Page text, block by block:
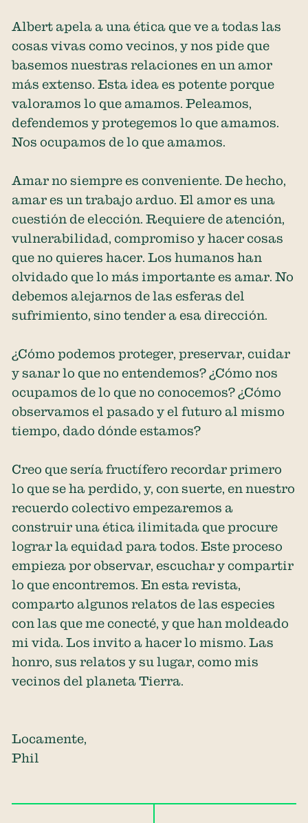
Albert apela a una ética que ve a todas las
cosas vivas como vecinos, y nos pide que
basemos nuestras relaciones en un amor
más extenso. Esta idea es potente porque
valoramos lo que amamos. Peleamos,
defendemos y protegemos lo que amamos.
Nos ocupamos de lo que amamos.
Amar no siempre es conveniente. De hecho,
amar es un trabajo arduo. El amor es una
cuestión de elección. Requiere de atención,
vulnerabilidad, compromiso y hacer cosas
que no quieres hacer. Los humanos han
olvidado que lo más importante es amar. No
debemos alejarnos de las esferas del
sufrimiento, sino tender a esa dirección.
¿Cómo podemos proteger, preservar, cuidar
y sanar lo que no entendemos? ¿Cómo nos
ocupamos de lo que no conocemos? ¿Cómo
observamos el pasado y el futuro al mismo
tiempo, dado dónde estamos?
Creo que sería fructífero recordar primero
lo que se ha perdido, y, con suerte, en nuestro
recuerdo colectivo empezaremos a
construir una ética ilimitada que procure
lograr la equidad para todos. Este proceso
empieza por observar, escuchar y compartir
lo que encontremos. En esta revista,
comparto algunos relatos de las especies
con las que me conecté, y que han moldeado
mi vida. Los invito a hacer lo mismo. Las
honro, sus relatos y su lugar, como mis
vecinos del planeta Tierra.
Locamente,
Phil